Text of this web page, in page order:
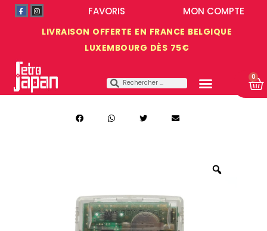
LIVRAISON OFFERTE EN FRANCE BELGIQUE
LUXEMBOURG DÈS 75€
MON COMPTE
FAVORIS
0